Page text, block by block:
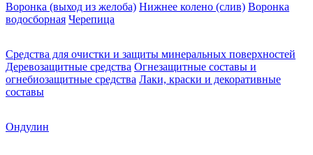
Воронка (выход из желоба) Нижнее колено (слив) Воронка
водосборная Черепица
Средства для очистки и защиты минеральных поверхностей
Деревозащитные средства Огнезащитные составы и
огнебиозащитные средства Лаки, краски и декоративные
составы
Ондулин